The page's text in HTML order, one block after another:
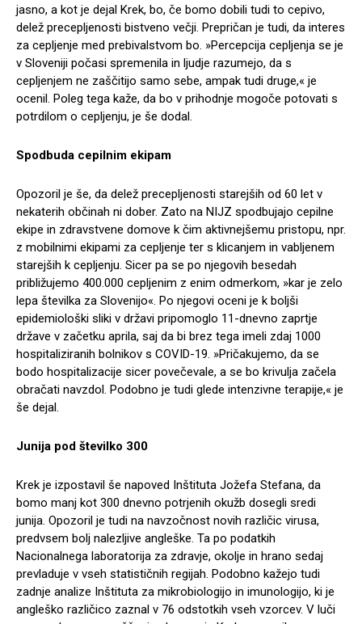
jasno, a kot je dejal Krek, bo, če bomo dobili tudi to cepivo,
delež precepljenosti bistveno večji. Prepričan je tudi, da interes
za cepljenje med prebivalstvom bo. »Percepcija cepljenja se je
v Sloveniji počasi spremenila in ljudje razumejo, da s
cepljenjem ne zaščitijo samo sebe, ampak tudi druge,« je
ocenil. Poleg tega kaže, da bo v prihodnje mogoče potovati s
potrdilom o cepljenju, je še dodal.
Spodbuda cepilnim ekipam
Opozoril je še, da delež precepljenosti starejših od 60 let v
nekaterih občinah ni dober. Zato na NIJZ spodbujajo cepilne
ekipe in zdravstvene domove k čim aktivnejšemu pristopu, npr.
z mobilnimi ekipami za cepljenje ter s klicanjem in vabljenem
starejših k cepljenju. Sicer pa se po njegovih besedah
približujemo 400.000 cepljenim z enim odmerkom, »kar je zelo
lepa številka za Slovenijo«. Po njegovi oceni je k boljši
epidemiološki sliki v državi pripomoglo 11-dnevno zaprtje
države v začetku aprila, saj da bi brez tega imeli zdaj 1000
hospitaliziranih bolnikov s COVID-19. »Pričakujemo, da se
bodo hospitalizacije sicer povečevale, a se bo krivulja začela
obračati navzdol. Podobno je tudi glede intenzivne terapije,« je
še dejal.
Junija pod številko 300
Krek je izpostavil še napoved Inštituta Jožefa Stefana, da
bomo manj kot 300 dnevno potrjenih okužb dosegli sredi
junija. Opozoril je tudi na navzočnost novih različic virusa,
predvsem bolj nalezljive angleške. Ta po podatkih
Nacionalnega laboratorija za zdravje, okolje in hrano sedaj
prevladuje v vseh statističnih regijah. Podobno kažejo tudi
zadnje analize Inštituta za mikrobiologijo in imunologijo, ki je
angleško različico zaznal v 76 odstotkih vseh vzorcev. V luči